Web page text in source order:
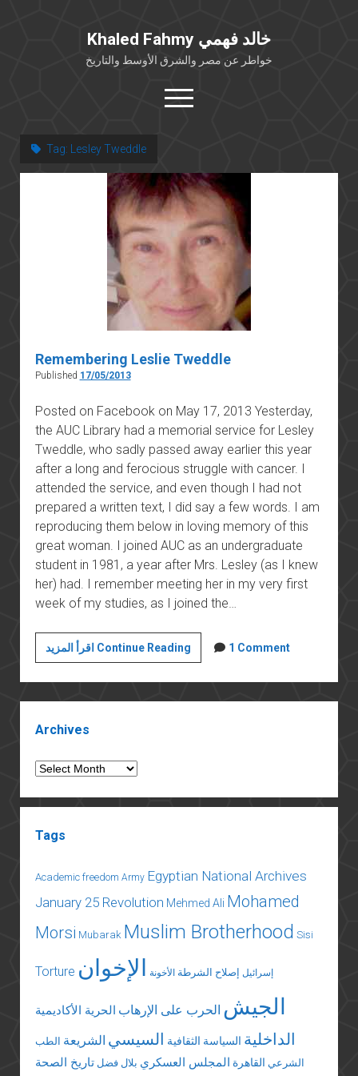
Khaled Fahmy خالد فهمي
خواطر عن مصر والشرق الأوسط والتاريخ
open
menu
خلفية شخصية
كتابات أكاديمية
مقالات صحافية
بوستات من فيسبوك
مقابلات في الإعلام
Languages
Tag: Lesley Tweddle
Remembering Leslie Tweddle
Published 17/05/2013
Posted on Facebook on May 17, 2013 Yesterday,
the AUC Library had a memorial service for Lesley
Tweddle, who sadly passed away earlier this year
after a long and ferocious struggle with cancer. I
attended the service, and even though I had not
prepared a written text, I did say a few words. I am
reproducing them below in loving memory of this
great woman. I joined AUC as an undergraduate
student in 1981, a year after Mrs. Lesley (as I knew
her) had. I remember meeting her in my very first
week of my studies, as I joined the…
اقرأ المزيد Continue ReadingRemembering
Leslie
Tweddle
1 Comment
Archives
Archives
Tags
Academic freedom Army Egyptian National Archives
January 25 Revolution Mehmed Ali Mohamed
Morsi Mubarak Muslim Brotherhood Sisi
Torture إسرائيل إصلاح الشرطة الأخونة الإخوان
الجيش الحرب على الإرهاب الحرية الأكاديمية
الداخلية السياسة الثقافية السيسي الشريعة الطب
الشرعي القاهرة المجلس العسكري بلال فضل تاريخ الصحة